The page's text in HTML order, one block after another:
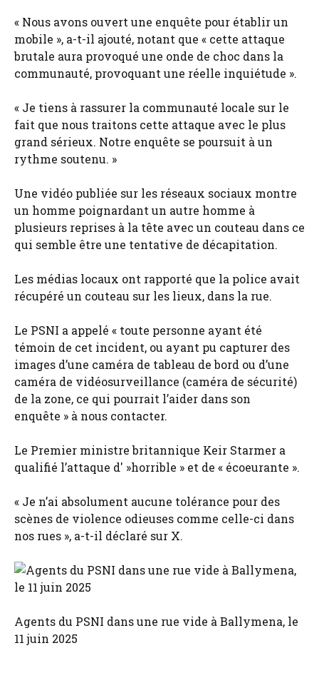
« Nous avons ouvert une enquête pour établir un
mobile », a-t-il ajouté, notant que « cette attaque
brutale aura provoqué une onde de choc dans la
communauté, provoquant une réelle inquiétude ».
« Je tiens à rassurer la communauté locale sur le
fait que nous traitons cette attaque avec le plus
grand sérieux. Notre enquête se poursuit à un
rythme soutenu. »
Une vidéo publiée sur les réseaux sociaux montre
un homme poignardant un autre homme à
plusieurs reprises à la tête avec un couteau dans ce
qui semble être une tentative de décapitation.
Les médias locaux ont rapporté que la police avait
récupéré un couteau sur les lieux, dans la rue.
Le PSNI a appelé « toute personne ayant été
témoin de cet incident, ou ayant pu capturer des
images d’une caméra de tableau de bord ou d’une
caméra de vidéosurveillance (caméra de sécurité)
de la zone, ce qui pourrait l’aider dans son
enquête » à nous contacter.
Le Premier ministre britannique Keir Starmer a
qualifié l’attaque d' »horrible » et de « écoeurante ».
« Je n’ai absolument aucune tolérance pour des
scènes de violence odieuses comme celle-ci dans
nos rues », a-t-il déclaré sur X.
Agents du PSNI dans une rue vide à Ballymena, le
11 juin 2025